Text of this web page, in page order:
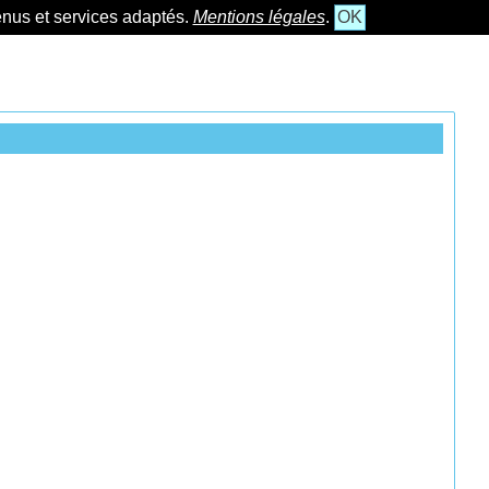
et services adaptés. Mentions légales. OK